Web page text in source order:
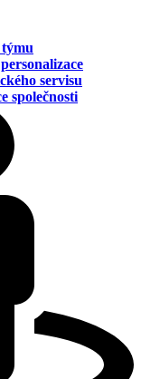
servisu
společnosti